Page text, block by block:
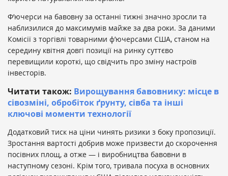
Ф’ючерси на бавовну за останні тижні значно зросли та
наблизилися до максимумів майже за два роки. За даними
Комісії з торгівлі товарними ф’ючерсами США, станом на
середину квітня довгі позиції на ринку суттєво
перевищили короткі, що свідчить про зміну настроїв
інвесторів.
Читати також: Вирощування бавовнику: місце в
сівозміні, обробіток ґрунту, сівба та інші
ключові моменти технології
Додатковий тиск на ціни чинять ризики з боку пропозиції.
Зростання вартості добрив може призвести до скорочення
посівних площ, а отже — і виробництва бавовни в
наступному сезоні. Крім того, тривала посуха в основних